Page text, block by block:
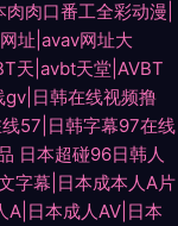
肉口番工全彩动漫|
址|avav网址大
天|avbt天堂|AVBT
gv|日韩在线视频撸
57|日韩字幕97在线
日本超碰96日韩人
字幕|日本成本人A片
A|日本成人AV|日本